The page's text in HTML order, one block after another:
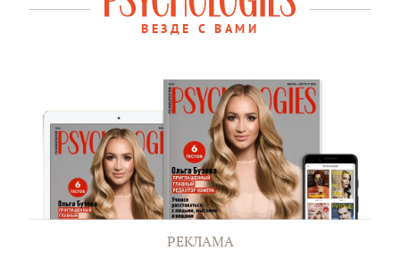
ВЕЗДЕ С ВАМИ
РЕКЛАМА